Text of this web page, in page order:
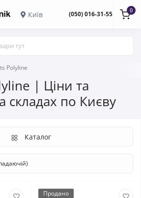
Київ (050) 016-31-55 0
Polyline
| Ціни та
складах по Києву
Каталог
Продано